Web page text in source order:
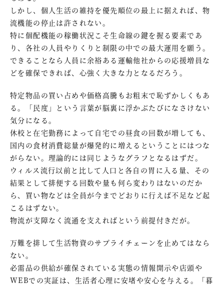
しかし、個人生活の維持を優先順位の最上に据えれば、物
流機能の停止は許されない。
特に個配機能の稼働状況こそ生命線の鍵を握る要素であ
り、各社の人員やりくりと制限の中での最大運用を願う。
できることなら人員に余裕ある運輸他社からの応援増員な
どを確保できれば、心強く大きな力となるだろう。
特定物品の買い占めや価格高騰もお粗末で恥ずかしくもあ
る。「民度」という言葉が脳裏に浮かぶたびになさけない
気分になる。
休校と在宅勤務によって自宅での昼食の回数が増しても、
国内の食材消費総量が爆発的に増えるということにはつな
がらない。理論的には同じようなグラフとなるはずだ。
ウィルス流行以前と比して人口と各自の胃に入る量、その
結果として排便する回数や量も何ら変わりはないのだか
ら、買い物などは全員が今までどおりに行えば不足など起
こるはずない。
物流が支障なく流通を支えればという前提付きだが。
万難を排して生活物資のサプライチェーンを止めてはなら
ない。
必需品の供給が確保されている実態の情報開示や店頭や
WEBでの実証は、生活者心理に安堵や安心を与える。「暮